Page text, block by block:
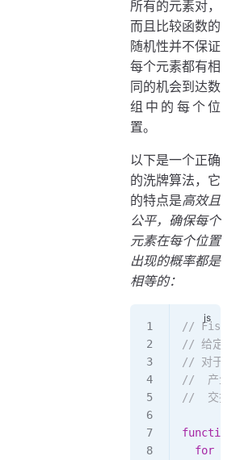
所有的元素对，
而且比较函数的
随机性并不保证
每个元素都有相
同的机会到达数
组中的每个位
置。
以下是一个正确
的洗牌算法，它
的特点是高效且
公平，确保每个
元素在每个位置
出现的概率都是
相等的：
//
// 给定一
// 对于 i
//  产生
//  交换
function
  for